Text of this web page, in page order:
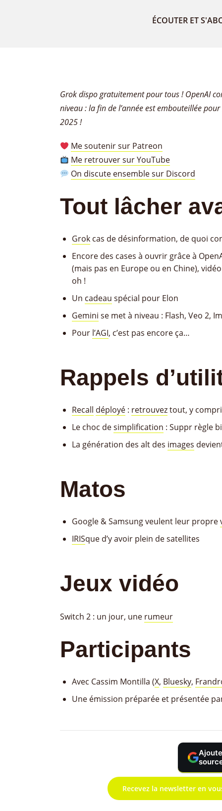
ÉCOUTER ET
Grok dispo gratuitement pour tous ! OpenAI
niveau : la fin de l’année est embouteillée
2025 !
Me soutenir sur Patreon
Me retrouver sur YouTube
On discute ensemble sur Discord
Tout lâcher
Grok cas de désinformation, de quoi
Encore des cases à ouvrir grâce à
(mais pas en Europe ou en Chine),
oh !
Un cadeau spécial pour Elon
Gemini se met à niveau : Flash, Veo 2,
Pour l’AGI, c’est pas encore ça…
Rappels
Recall déployé : retrouveztout, y
Le choc desimplification : Suppr règle
La génération des alt des images
Matos
Google & Samsung veulent leur propre
IRISque d’y avoir plein de satellites
Jeux vidéo
Switch 2 : un jour, une rumeur
Participants
Avec Cassim Montilla (X, Bluesky,
Une émission préparée et présentée
Recevez la newsletter en